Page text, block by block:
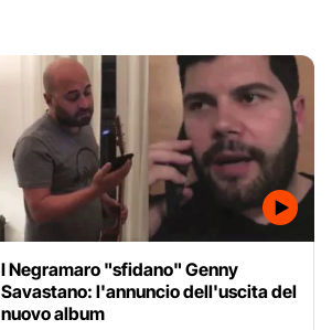
I Negramaro "sfidano" Genny
Savastano: l'annuncio dell'uscita del
nuovo album